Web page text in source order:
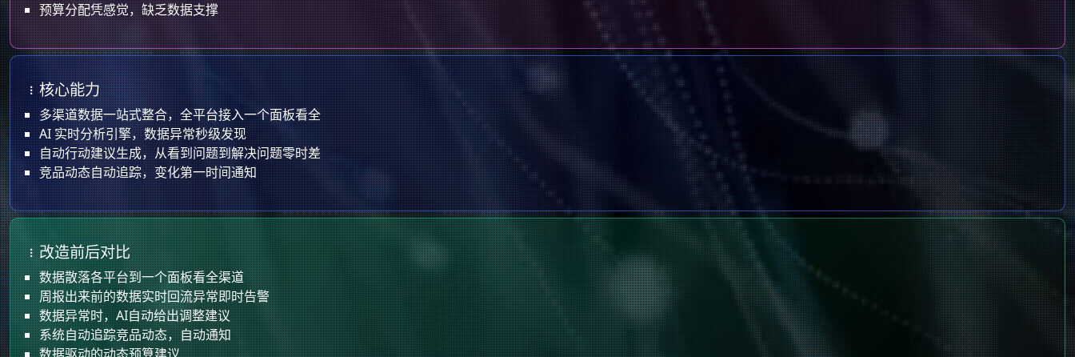
预算分配凭感觉，缺乏数据支撑
核心能力
多渠道数据一站式整合，全平台接入一个面板看全
AI 实时分析引擎，数据异常秒级发现
自动行动建议生成，从看到问题到解决问题零时差
竞品动态自动追踪，变化第一时间通知
改造前后对比
数据散落各平台到一个面板看全渠道
周报出来前的数据实时回流异常即时告警
数据异常时，AI自动给出调整建议
系统自动追踪竞品动态，自动通知